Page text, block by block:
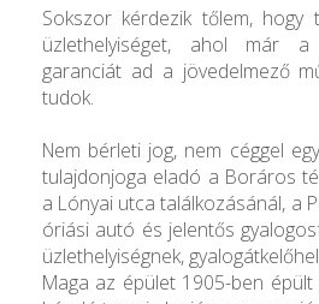
Sokszor kérdezik tőlem,
üzlethelyiséget, ahol már a
garanciát ad a jövedelmező
tudok.
Nem bérleti jog, nem céggel
tulajdonjoga eladó a Boráros
a Lónyai utca találkozásánál, a
óriási autó és jelentős
üzlethelyiségnek,
Maga az épület 1905-ben épült